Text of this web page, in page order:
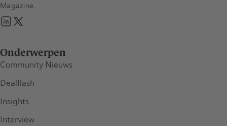
Onderwerpen
Community Nieuws
Dealflash
Insights
Interview
Magazine.